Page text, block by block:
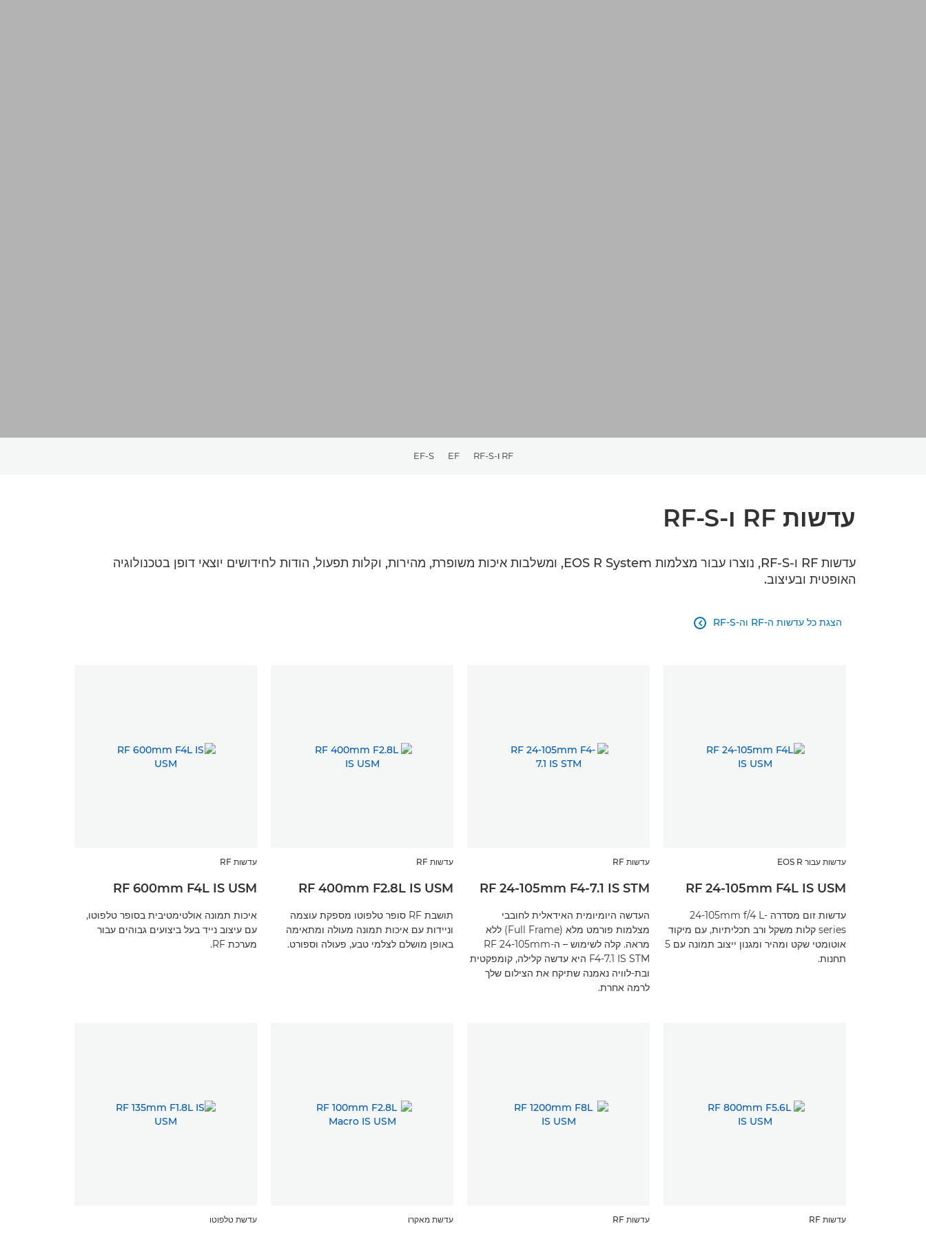
RF ו-RF-S EF
EF-S
עדשות RF ו-RF-S
עדשות RF ו-RF-S, נוצרו עבור מצלמות EOS R System, ומשלבות איכות משופרת, מהירות, וקלות תפעול, הודות לחידושים יוצאי דופן בטכנולוגיה
האופטית ובעיצוב.
הצגת כל עדשות ה-RF וה-RF-S 
עדשות עבור EOS R
RF 24-105mm F4L IS USM
עדשות זום מסדרה 24-105mm f/4 L-
series קלות משקל ורב תכליתיות, עם מיקוד
אוטומטי שקט ומהיר ומגנון ייצוב תמונה עם 5
תחנות.
עדשות RF
RF 24-105mm F4-7.1 IS STM
העדשה היומיומית האידאלית לחובבי
מצלמות פורמט מלא (Full Frame) ללא
מראה. קלה לשימוש – ה-RF 24-105mm
F4-7.1 IS STM היא עדשה קלילה, קומפקטית
ובת-לוויה נאמנה שתיקח את הצילום שלך
לרמה אחרת.
עדשות RF
RF 400mm F2.8L IS USM
תושבת RF סופר טלפוטו מספקת עוצמה
וניידות עם איכות תמונה מעולה ומתאימה
באופן מושלם לצלמי טבע, פעולה וספורט.
עדשות RF
RF 600mm F4L IS USM
איכות תמונה אולטימטיבית בסופר טלפוטו,
עם עיצוב נייד בעל ביצועים גבוהים עבור
מערכת RF.
עדשות RF עדשות RF עדשת מאקרו עדשת טלפוטו